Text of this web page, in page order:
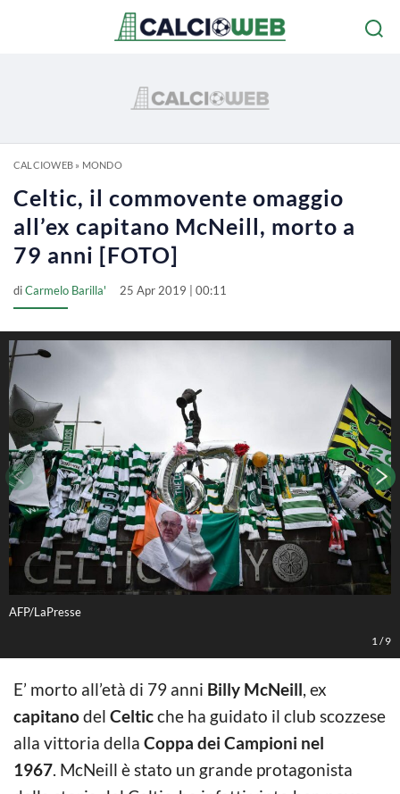
CALCIOWEB» MONDO
Celtic, il commovente omaggio
all’ex capitano McNeill, morto a
79 anni [FOTO]
diCarmelo Barilla' 25 Apr 2019 | 00:11
AFP/LaPresse
1 /9
E’ morto all’età di 79 anni Billy McNeill, ex
capitanodel Celticche ha guidato il club scozzese
alla vittoria della Coppa dei Campioni nel
1967. McNeill è stato un grande protagonista